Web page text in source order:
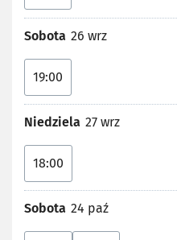
Sobota 26 wrz
19:00
Niedziela 27 wrz
18:00
Sobota 24 paź